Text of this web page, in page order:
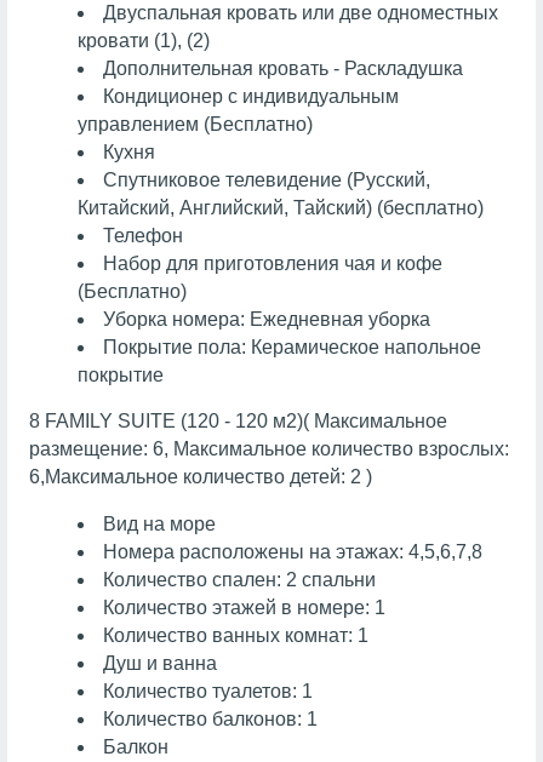
Двуспальная кровать или две одноместных
кровати (1), (2)
Дополнительная кровать - Раскладушка
Кондиционер с индивидуальным
управлением (Бесплатно)
Кухня
Спутниковое телевидение (Русский,
Китайский, Английский, Тайский) (бесплатно)
Телефон
Набор для приготовления чая и кофе
(Бесплатно)
Уборка номера: Ежедневная уборка
Покрытие пола: Керамическое напольное
покрытие
8 FAMILY SUITE (120 - 120 м2)( Максимальное
размещение: 6, Максимальное количество взрослых:
6,Максимальное количество детей: 2 )
Вид на море
Номера расположены на этажах: 4,5,6,7,8
Количество спален: 2 спальни
Количество этажей в номере: 1
Количество ванных комнат: 1
Душ и ванна
Количество туалетов: 1
Количество балконов: 1
Балкон